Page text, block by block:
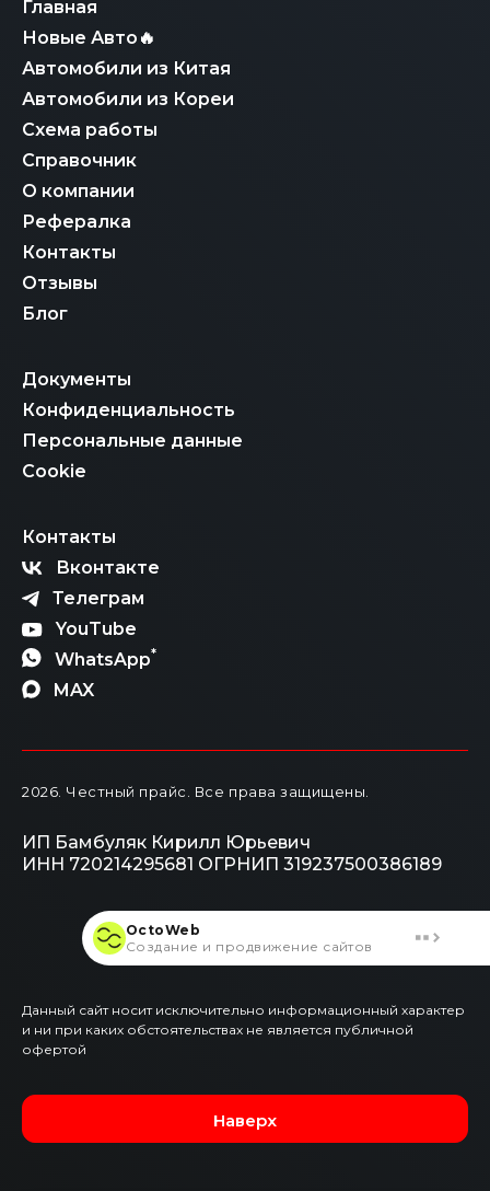
Главная
Новые Авто🔥
Автомобили из Китая
Автомобили из Кореи
Схема работы
Справочник
О компании
Рефералка
Контакты
Отзывы
Блог
Документы
Конфиденциальность
Персональные данные
Cookie
Контакты
Вконтакте
Телеграм
YouTube
WhatsApp*
MAX
2026 . Честный прайс. Все права защищены.
ИП Бамбуляк Кирилл Юрьевич
ИНН 720214295681 ОГРНИП 319237500386189
Данный сайт носит исключительно информационный характер
и ни при каких обстоятельствах не является публичной
офертой
Наверх
OctoWeb
Создание и продвижение сайтов